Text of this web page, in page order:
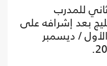
للمدرب
بعد إشرافه على
/ ديسمبر